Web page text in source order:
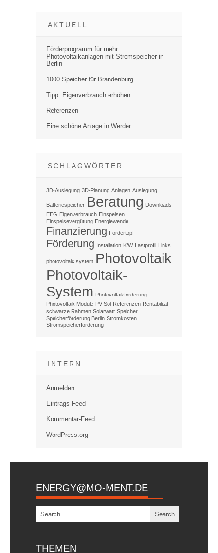
AKTUELL
Förderprogramm für mehr
Photovoltaikanlagen mit Stromspeicher in
Berlin
1000 Speicher für Brandenburg
Tipp: Eigenverbrauch erhöhen
Referenzen
Eine schöne Anlage in Werder
SCHLAGWÖRTER
3D-Auslegung 3D-Planung Anlagen Auslegung
Batteriespeicher Beratung Downloads
EEG Eigenverbrauch Einspeisen
Einspeisevergütung Energiewende
Finanzierung Fördertopf
Förderung Installation KfW Lastprofil Links
photovoltaic system Photovoltaik
Photovoltaik-
System Photovoltaikförderung
Photovoltaik Module PV-Sol Referenzen Rentabilität
schwarze Rahmen Solarwatt Speicher
Speicherförderung Berlin Stromkosten
Stromspeicherförderung
INTERN
Anmelden
Eintrags-Feed
Kommentar-Feed
WordPress.org
ENERGY@MO-MENT.DE
THEMEN